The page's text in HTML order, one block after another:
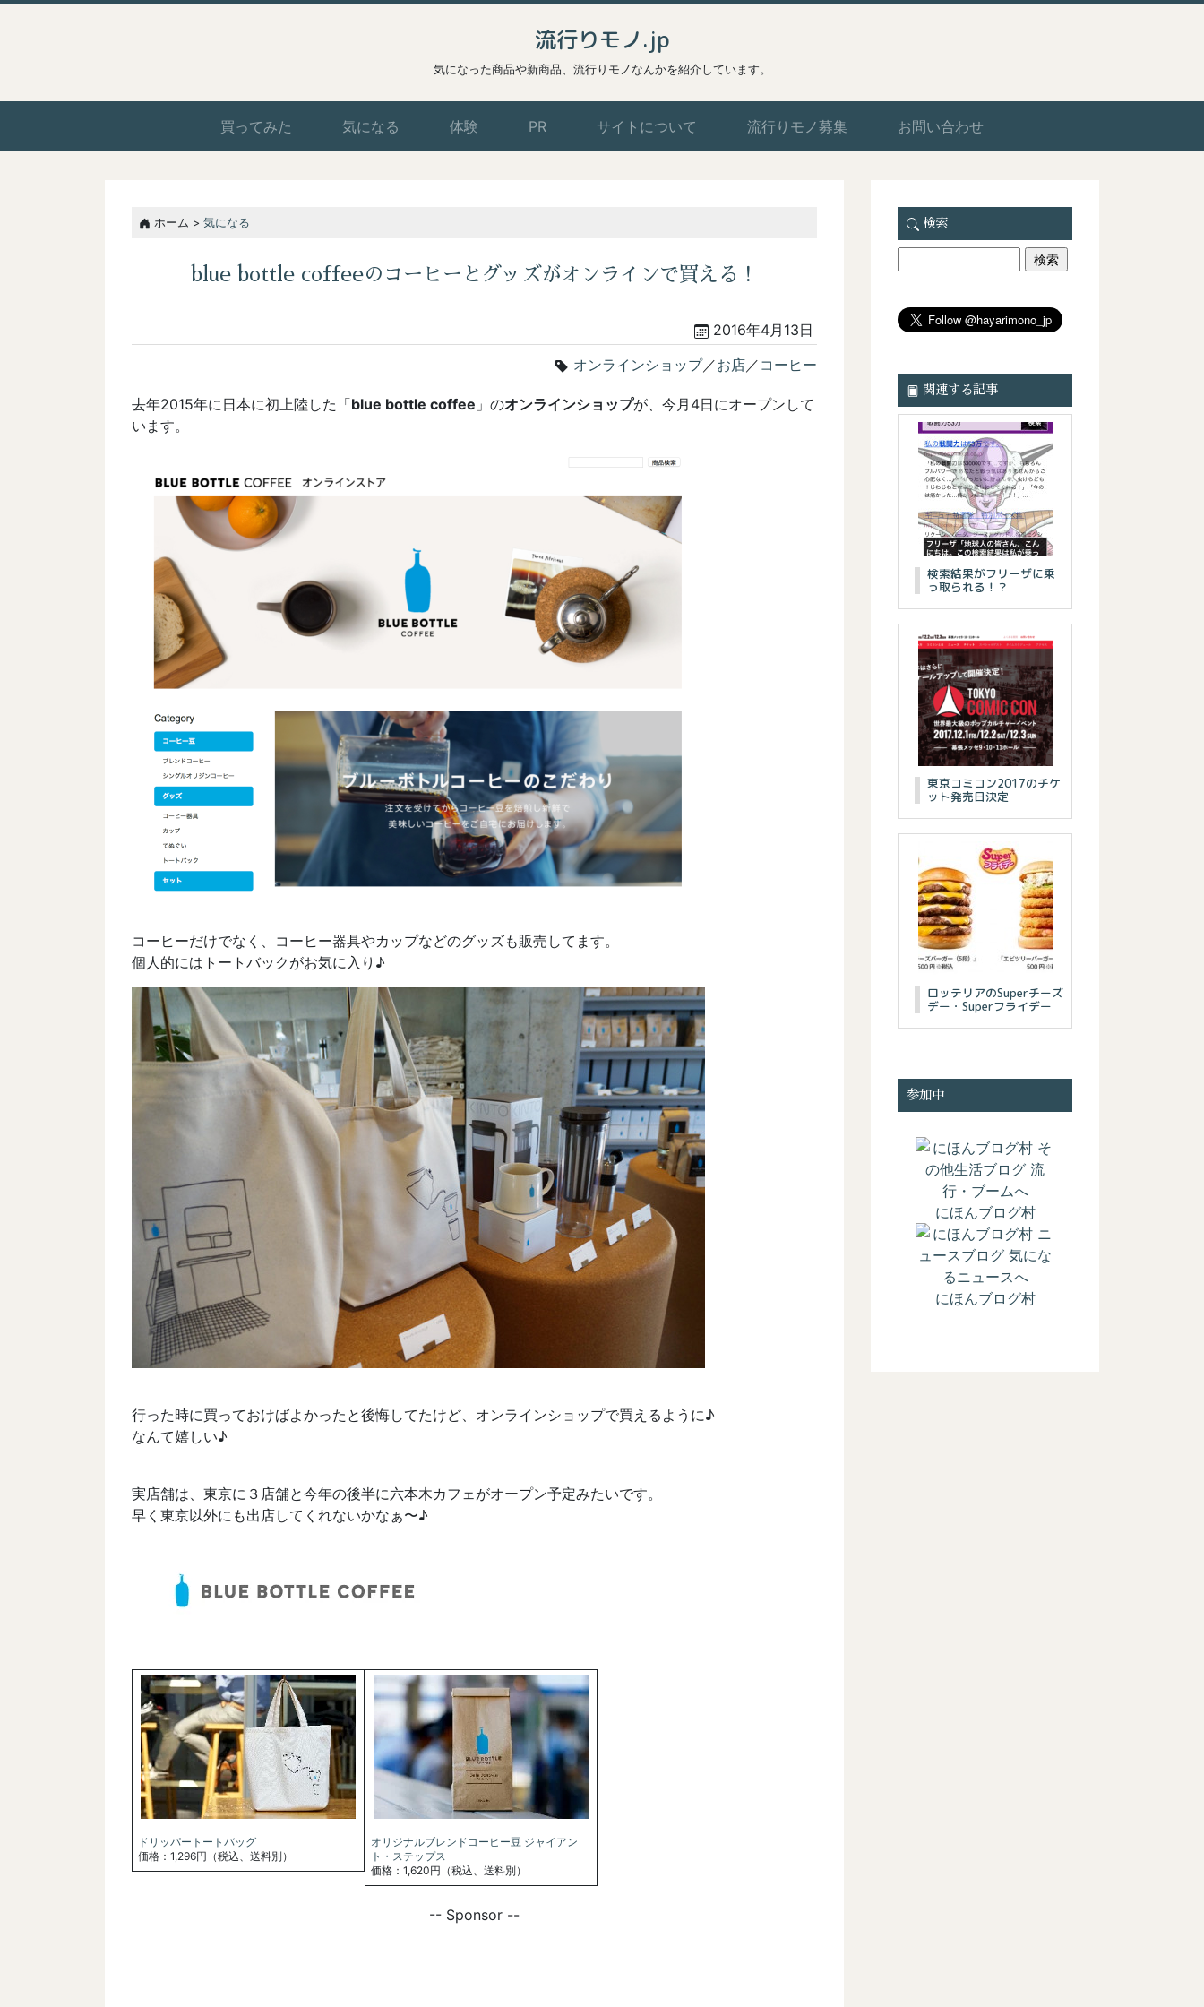
流行りモノ.jp
気になった商品や新商品、流行りモノなんかを紹介しています。
買ってみた 気になる 体験 PR サイトについて 流行りモノ募集 お問い合わせ
ホーム > 気になる
blue bottle coffeeのコーヒーとグッズがオンラインで買える！
2016年4月13日
オンラインショップ／お店／ コーヒー
去年2015年に日本に初上陸した「blue bottle coffee 」のオンラインショップが、今月4日にオープンして
います。
コーヒーだけでなく、コーヒー器具やカップなどのグッズも販売してます。
個人的にはトートバックがお気に入り♪
行った時に買っておけばよかったと後悔してたけど、オンラインショップで買えるように♪
なんて嬉しい♪
実店舗は、東京に３店舗と今年の後半に六本木カフェがオープン予定みたいです。
早く東京以外にも出店してくれないかなぁ〜♪
ドリッパートートバッグ
価格：1,296円（税込、送料別）
オリジナルブレンドコーヒー豆 ジャイアン
ト・ステップス
価格：1,620円（税込、送料別）
-- Sponsor --
検索
関連する記事
検索結果がフリーザに乗
っ取られる！？
東京コミコン2017のチケ
ット発売日決定
ロッテリアのSuperチーズ
デー・Superフライデー
参加中
にほんブログ村
にほんブログ村